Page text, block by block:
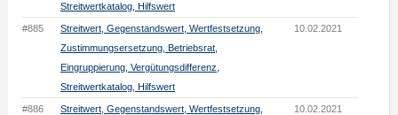
Streitwertkatalog, Hilfswert
#885
Streitwert, Gegenstandswert, Wertfestsetzung,
Zustimmungsersetzung, Betriebsrat,
Eingruppierung, Vergütungsdifferenz,
Streitwertkatalog, Hilfswert
10.02.2021
#886
Streitwert, Gegenstandswert, Wertfestsetzung,
10.02.2021